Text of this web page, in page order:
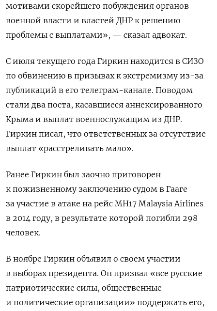
мотивами скорейшего побуждения органов
военной власти и властей ДНР к решению
проблемы с выплатами», — сказал адвокат.
С июля текущего года Гиркин находится в СИЗО
по обвинению в призывах к экстремизму из-за
публикаций в его телеграм-канале. Поводом
стали два поста, касавшиеся аннексированного
Крыма и выплат военнослужащим из ДНР.
Гиркин писал, что ответственных за отсутствие
выплат «расстреливать мало».
Ранее Гиркин был заочно приговорен
к пожизненному заключению судом в Гааге
за участие в атаке на рейс MH17 Malaysia Airlines
в 2014 году, в результате которой погибли 298
человек.
В ноябре Гиркин объявил о своем участии
в выборах президента. Он призвал «все русские
патриотические силы, общественные
и политические организации» поддержать его,